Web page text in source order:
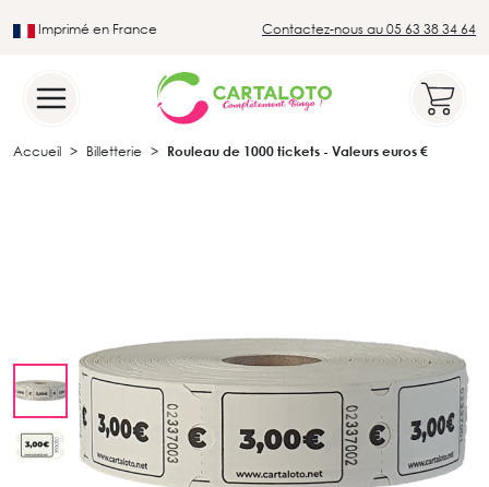
Imprimé en France Contactez-nous au 05 63 38 34 64
Accueil Billetterie Rouleau de 1000 tickets - Valeurs euros €